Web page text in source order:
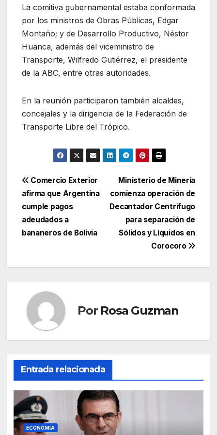
La comitiva gubernamental estaba conformada
por los ministros de Obras Públicas, Edgar
Montaño; y de Desarrollo Productivo, Néstor
Huanca, además del viceministro de
Transporte, Wilfredo Gutiérrez, el presidente
de la ABC, entre otras autoridades.
En la reunión participaron también alcaldes,
concejales y la dirigencia de la Federación de
Transporte Libre del Trópico.
Navegación
de
entradas
Ministerio de Minería
comienza operación de
Decantador Centrífugo
para separación de
Sólidos y Líquidos en
Corocoro
Comercio Exterior
afirma que Argentina
cumple pagos
adeudados a
bananeros de Bolivia
Por Rosa Guzman
Entrada relacionada
ECONOMÍA